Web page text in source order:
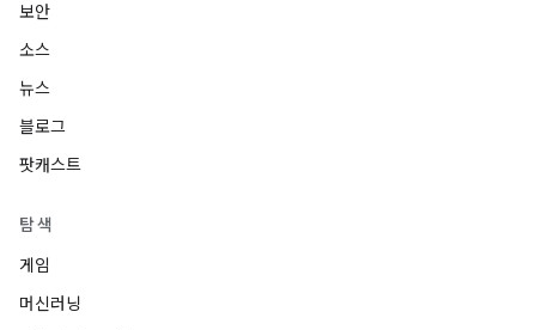
보안
소스
뉴스
블로그
팟캐스트
탐색
게임
머신러닝